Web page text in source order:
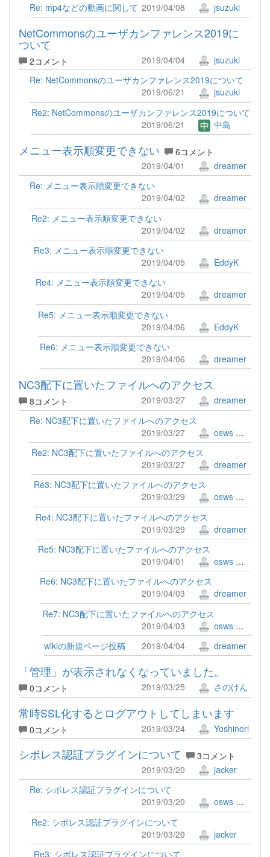
Re: mp4などの動画に関して 2019/04/08 jsuzuki
NetCommonsのユーザカンファレンス2019に
ついて
2コメント 2019/04/04
jsuzuki
Re: NetCommonsのユーザカンファレンス2019について
2019/06/21
jsuzuki
Re2: NetCommonsのユーザカンファレンス2019について
2019/06/21
中島
メニュー表示順変更できない
6コメント
2019/04/01
dreamer
Re: メニュー表示順変更できない
2019/04/02
dreamer
Re2: メニュー表示順変更できない
2019/04/02
dreamer
Re3: メニュー表示順変更できない
2019/04/05
EddyK
Re4: メニュー表示順変更できない
2019/04/05
dreamer
Re5: メニュー表示順変更できない
2019/04/06
EddyK
Re6: メニュー表示順変更できない
2019/04/06
dreamer
NC3配下に置いたファイルへのアクセス
8コメント 2019/03/27
dreamer
Re: NC3配下に置いたファイルへのアクセス
2019/03/27
osws 牟田口 満
Re2: NC3配下に置いたファイルへのアクセス
2019/03/27
dreamer
Re3: NC3配下に置いたファイルへのアクセス
2019/03/29
osws 牟田口 満
Re4: NC3配下に置いたファイルへのアクセス
2019/03/29
dreamer
Re5: NC3配下に置いたファイルへのアクセス
2019/04/01
osws 牟田口 満
Re6: NC3配下に置いたファイルへのアクセス
2019/04/03
dreamer
Re7: NC3配下に置いたファイルへのアクセス
2019/04/03
osws 牟田口 満
wikiの新規ページ投稿
2019/04/04 dreamer
「管理」が表示されなくなっていました。
0コメント 2019/03/25 さのけん
常時SSL化するとログアウトしてしまいます
0コメント 2019/03/24 Yoshinori
シボレス認証プラグインについて
3コメント
2019/03/20
jacker
Re: シボレス認証プラグインについて
2019/03/20
osws 牟田口 満
Re2: シボレス認証プラグインについて
2019/03/20
jacker
Re3: シボレス認証プラグインについて